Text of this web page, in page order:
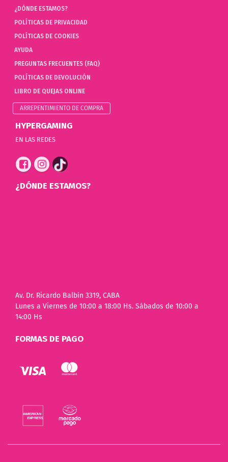
¿DÓNDE ESTAMOS?
POLÍTICAS DE PRIVACIDAD
POLÍTICAS DE COOKIES
AYUDA
PREGUNTAS FRECUENTES (FAQ)
POLÍTICAS DE DEVOLUCIÓN
LIBRO DE QUEJAS ONLINE
ARREPENTIMIENTO DE COMPRA
HYPERGAMING
EN LAS REDES
¿DÓNDE ESTAMOS?
Av. Dr. Ricardo Balbín 3319, CABA
Lunes a Viernes de 10:00 a 18:00 Hs. Sábados de 10:00 a
14:00 Hs
FORMAS DE PAGO